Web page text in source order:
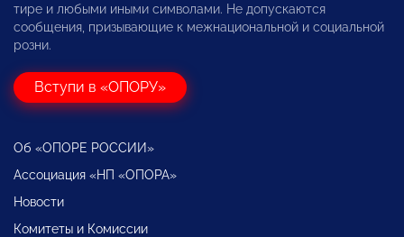
тире и любыми иными символами. Не допускаются
сообщения, призывающие к межнациональной и социальной
розни.
Вступи в «ОПОРУ»
Об «ОПОРЕ РОССИИ»
Ассоциация «НП «ОПОРА»
Новости
Комитеты и Комиссии